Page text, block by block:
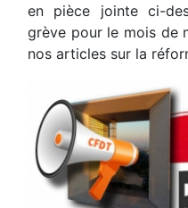
en pièce jointe ci-
grève pour le mois de
nos articles sur la